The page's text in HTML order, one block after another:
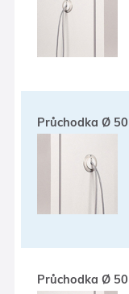
Průchodka Ø
Průchodka Ø